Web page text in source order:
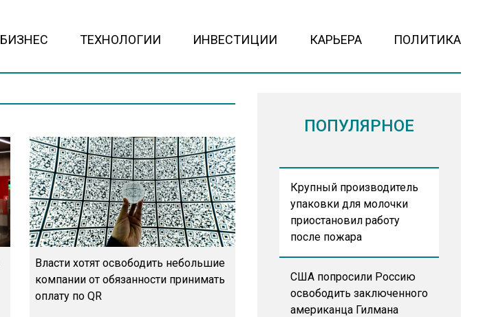
БИЗНЕС ТЕХНОЛОГИИ ИНВЕСТИЦИИ КАРЬЕРА ПОЛИТИКА
Власти хотят освободить небольшие
компании от обязанности принимать
оплату по QR
ПОПУЛЯРНОЕ
Крупный производитель
упаковки для молочки
приостановил работу
после пожара
США попросили Россию
освободить заключенного
американца Гилмана